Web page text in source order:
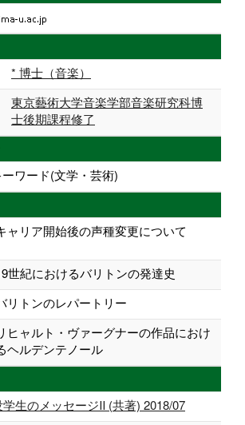
* 博士（音楽）
東京藝術大学音楽学部音楽研究科博
士後期課程修了
ワード(文学・芸術)
ャリア開始後の声種変更について
世紀におけるバリトンの発達史
リトンのレパートリー
ヒャルト・ヴァーグナーの作品におけ
ヘルデンテノール
生のメッセージⅡ (共著) 2018/07